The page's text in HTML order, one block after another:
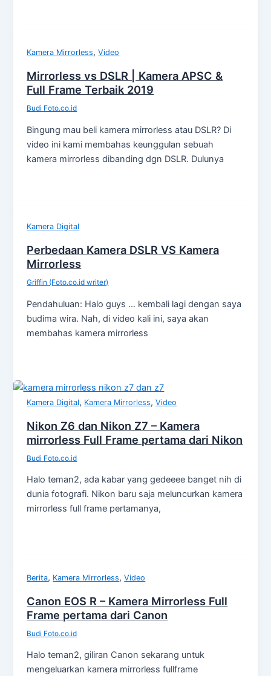
Kamera Mirrorless,Video
Mirrorless vs DSLR | Kamera APSC &
Full Frame Terbaik 2019
Budi Foto.co.id
Bingung mau beli kamera mirrorless atau DSLR? Di
video ini kami membahas keunggulan sebuah
kamera mirrorless dibanding dgn DSLR. Dulunya
Kamera Digital
Perbedaan Kamera DSLR VS Kamera
Mirrorless
Griffin (Foto.co.id writer)
Pendahuluan: Halo guys … kembali lagi dengan saya
budima wira. Nah, di video kali ini, saya akan
membahas kamera mirrorless
Kamera Digital, Kamera Mirrorless,Video
Nikon Z6 dan Nikon Z7 – Kamera
mirrorless Full Frame pertama dari Nikon
Budi Foto.co.id
Halo teman2, ada kabar yang gedeeee banget nih di
dunia fotografi. Nikon baru saja meluncurkan kamera
mirrorless full frame pertamanya,
Berita, Kamera Mirrorless,Video
Canon EOS R – Kamera Mirrorless Full
Frame pertama dari Canon
Budi Foto.co.id
Halo teman2, giliran Canon sekarang untuk
mengeluarkan kamera mirrorless fullframe